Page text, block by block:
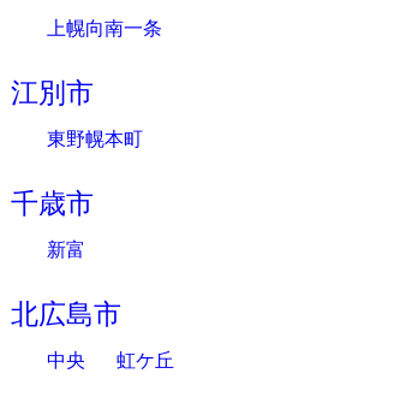
上幌向南一条
江別市
東野幌本町
千歳市
新富
北広島市
中央 虹ケ丘